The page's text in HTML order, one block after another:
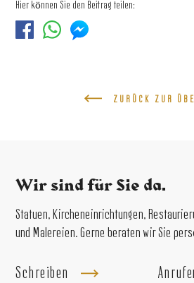
Hier können Sie den Beitrag teilen:
ZURÜCK ZUR
Wir sind für Sie da.
Statuen, Kircheneinrichtungen,
und Malereien. Gerne beraten wir Sie
Schreiben